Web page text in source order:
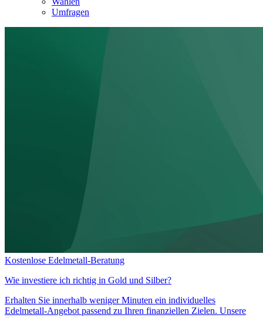
Umfragen
Kostenlose Edelmetall-Beratung
Wie investiere ich richtig in Gold und Silber?
Erhalten Sie innerhalb weniger Minuten ein individuelles
Edelmetall-Angebot passend zu Ihren finanziellen Zielen. Unsere